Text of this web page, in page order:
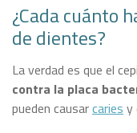
¿Cada cuánto
de dientes?
La verdad es que el
contra la placa
pueden causarcaries y